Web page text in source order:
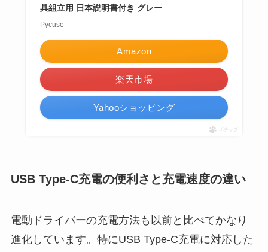
具組立用 日本説明書付き グレー
Pycuse
Amazon
楽天市場
Yahooショッピング
ポチップ
USB Type-C充電の便利さと充電速度の違い
電動ドライバーの充電方法も以前と比べてかなり
進化しています。特にUSB Type-C充電に対応した